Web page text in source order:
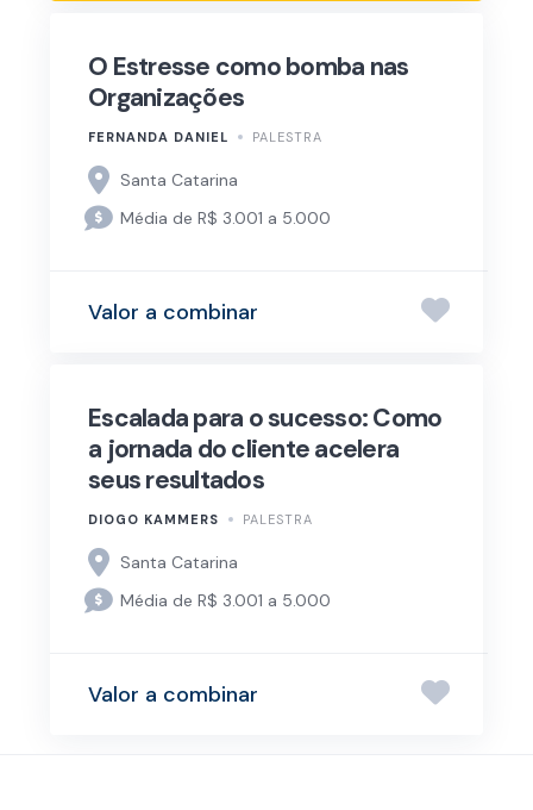
O Estresse como bomba nas
Organizações
FERNANDA DANIEL PALESTRA
Santa Catarina
Média de R$ 3.001 a 5.000
Valor a combinar
Escalada para o sucesso: Como
a jornada do cliente acelera
seus resultados
DIOGO KAMMERS PALESTRA
Santa Catarina
Média de R$ 3.001 a 5.000
Valor a combinar